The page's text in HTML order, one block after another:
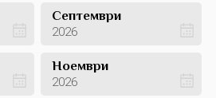
Септември
2026
Ноември
2026